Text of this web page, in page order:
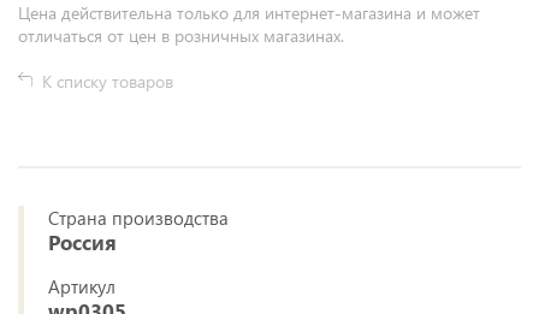
Цена действительна только для интернет-магазина и может
отличаться от цен в розничных магазинах.
К списку товаров
Страна производства
Россия
Артикул